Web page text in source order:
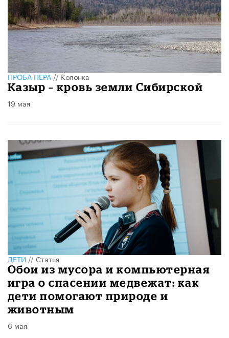
ПРОБА ПЕРА//Колонка
Казыр – кровь земли Сибирской
19 мая
ДЕТИ//Статья
Обои из мусора и компьютерная
игра о спасении медвежат: как
дети помогают природе и
животным
6 мая